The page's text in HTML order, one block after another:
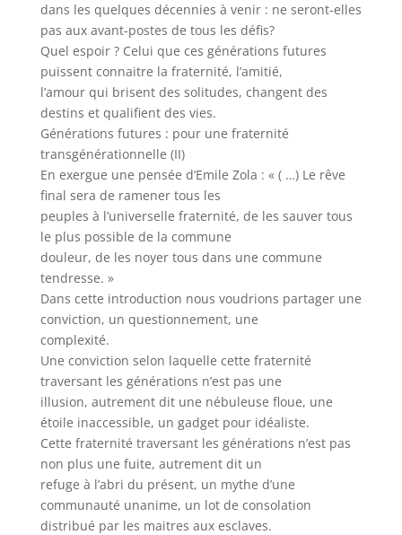
dans les quelques décennies à venir : ne seront-elles
pas aux avant-postes de tous les défis?
Quel espoir ? Celui que ces générations futures
puissent connaitre la fraternité, l’amitié,
l’amour qui brisent des solitudes, changent des
destins et qualifient des vies.
Générations futures : pour une fraternité
transgénérationnelle (II)
En exergue une pensée d’Emile Zola : « ( …) Le rêve
final sera de ramener tous les
peuples à l’universelle fraternité, de les sauver tous
le plus possible de la commune
douleur, de les noyer tous dans une commune
tendresse. »
Dans cette introduction nous voudrions partager une
conviction, un questionnement, une
complexité.
Une conviction selon laquelle cette fraternité
traversant les générations n’est pas une
illusion, autrement dit une nébuleuse floue, une
étoile inaccessible, un gadget pour idéaliste.
Cette fraternité traversant les générations n’est pas
non plus une fuite, autrement dit un
refuge à l’abri du présent, un mythe d’une
communauté unanime, un lot de consolation
distribué par les maitres aux esclaves.